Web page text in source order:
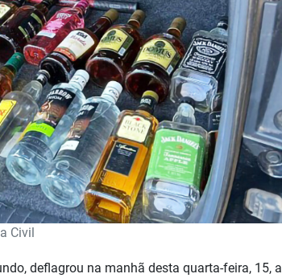
Civil
deflagrou na manhã desta quarta-feira, 15, a